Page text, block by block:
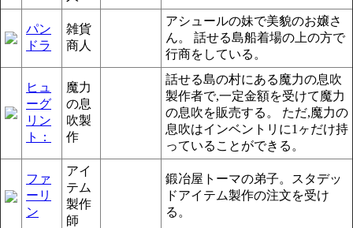
パン
ドラ
雑貨
商人
アシュールの妹で美貌のお嬢さ
ん。 話せる島船着場の上の方で
行商をしている。
ヒュ
ーグ
リン
ト：
魔力
の息
吹製
作
話せる島の村にある魔力の息吹
製作者で,一定金額を受けて魔力
の息吹を販売する。 ただ,魔力の
息吹はインベントリに1ヶだけ持
っていることができる。
ファ
ーリ
ン
アイ
テム
製作
師
鍛冶屋トーマの弟子。スタデッ
ドアイテム製作の注文を受け
る。